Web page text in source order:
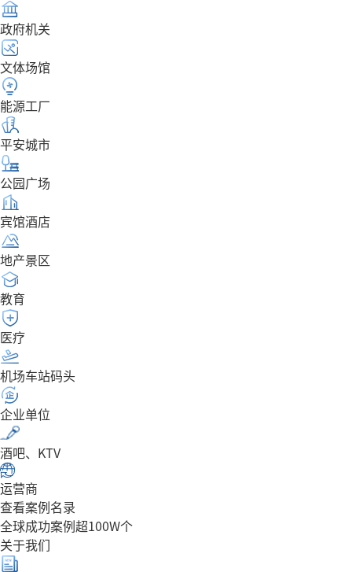
政府机关
文体场馆
能源工厂
平安城市
公园广场
宾馆酒店
地产景区
教育
医疗
机场车站码头
企业单位
酒吧、KTV
运营商
查看案例名录
全球成功案例超100W个
关于我们